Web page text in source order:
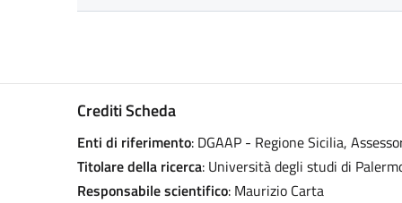
Crediti Scheda
Enti di riferimento: DGAAP - Regione Sicilia,
Titolare della ricerca: Università degli studi di
Responsabile scientifico: Maurizio Carta